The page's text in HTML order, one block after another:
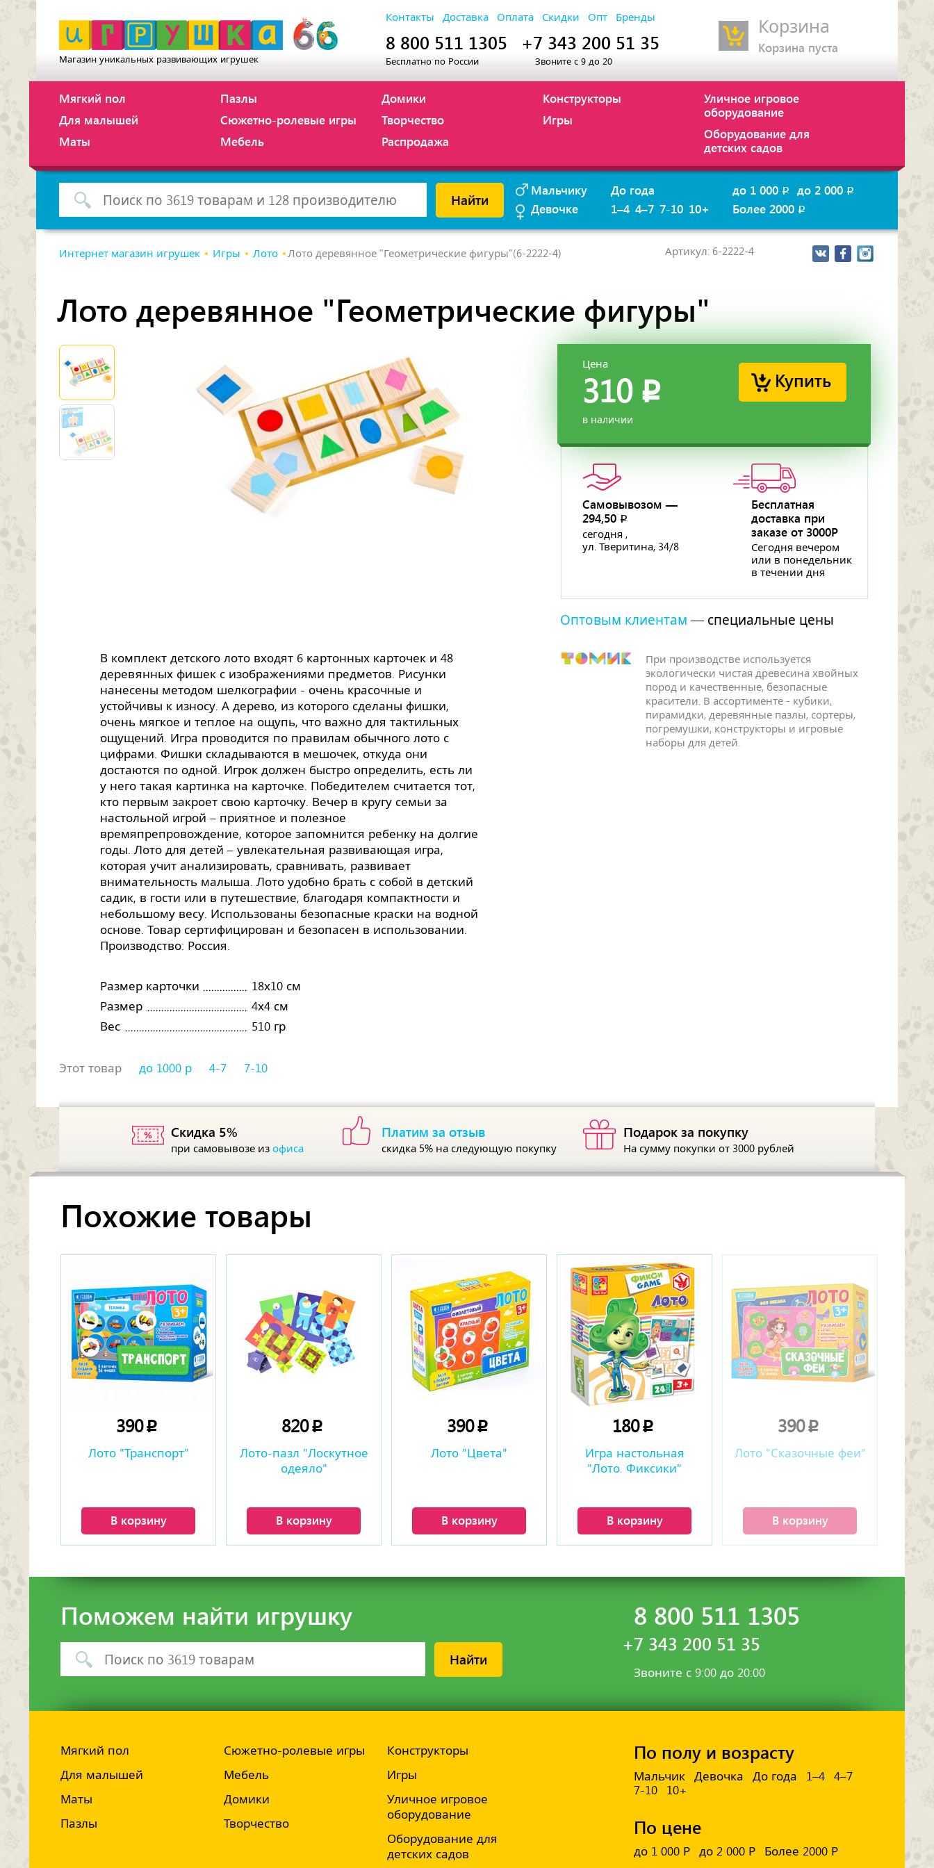
Корзина
Корзина пуста
Магазин уникальных развивающих игрушек
Контакты Доставка Оплата Скидки Опт Бренды
8 800 511 1305
Бесплатно по России
+7 343 200 51 35
Звоните с 9 до 20
Мягкий пол
Для малышей
Маты
Пазлы
Сюжетно-ролевые игры
Мебель
Домики
Творчество
Распродажа
Конструкторы
Игры
Уличное игровое
оборудование
Оборудование для
детских садов
Мальчику
Девочке
До года
1–4 4–7 7-10 10+
до 1 000 p до 2 000 p
Более 2000 p
Найти
Артикул: 6-2222-4
Интернет магазин игрушек Игры Лото Лото деревянное "Геометрические фигуры"(6-2222-4)
Лото деревянное "Геометрические фигуры"
Купить
Цена
310 p
в наличии
Самовывозом —
294,50 p
сегодня ,
ул. Тверитина, 34/8
Бесплатная
доставка при
заказе от 3000Р
Сегодня вечером
или в понедельник
в течении дня
Оптовым клиентам — специальные цены
В комплект детского лото входят 6 картонных карточек и 48
деревянных фишек с изображениями предметов. Рисунки
нанесены методом шелкографии - очень красочные и
устойчивы к износу. А дерево, из которого сделаны фишки,
очень мягкое и теплое на ощупь, что важно для тактильных
ощущений. Игра проводится по правилам обычного лото с
цифрами. Фишки складываются в мешочек, откуда они
достаются по одной. Игрок должен быстро определить, есть ли
у него такая картинка на карточке. Победителем считается тот,
кто первым закроет свою карточку. Вечер в кругу семьи за
настольной игрой – приятное и полезное
времяпрепровождение, которое запомнится ребенку на долгие
годы. Лото для детей – увлекательная развивающая игра,
которая учит анализировать, сравнивать, развивает
внимательность малыша. Лото удобно брать с собой в детский
садик, в гости или в путешествие, благодаря компактности и
небольшому весу. Использованы безопасные краски на водной
основе. Товар сертифицирован и безопасен в использовании.
Производство: Россия.
Размер карточки
18х10 см
Размер
4х4 см
Вес
510 гр
При производстве используется
экологически чистая древесина хвойных
пород и качественные, безопасные
красители. В ассортименте - кубики,
пирамидки, деревянные пазлы, сортеры,
погремушки, конструкторы и игровые
наборы для детей.
Этот товар до 1000 р 4-7 7-10
Скидка 5%
при самовывозе изофиса
Платим за отзыв
скидка 5% на следующую покупку
Подарок за покупку
На сумму покупки от 3000 рублей
Похожие товары
390p
Лото "Транспорт"
В корзину
820p
Лото-пазл "Лоскутное
одеяло"
В корзину
390p
Лото "Цвета"
В корзину
180p
Игра настольная
"Лото. Фиксики"
В корзину
390p
Лото "Сказочные феи"
В корзину
8 800 511 1305
+7 343 200 51 35
Звоните с 9:00 до 20:00
Поможем найти игрушку
Найти
По полу и возрасту
Мальчик Девочка До года 1–4
4–7
7-10
10+
По цене
до 1 000 Р до 2 000 Р Более 2000 Р
Мягкий пол
Для малышей
Маты
Пазлы
Сюжетно-ролевые игры
Мебель
Домики
Творчество
Конструкторы
Игры
Уличное игровое
оборудование
Оборудование для
детских садов